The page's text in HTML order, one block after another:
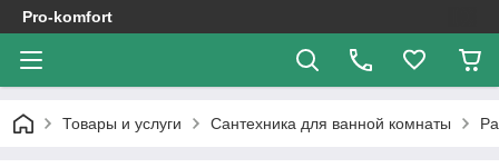
Pro-komfort
Товары и услуги Сантехника для ванной комнаты